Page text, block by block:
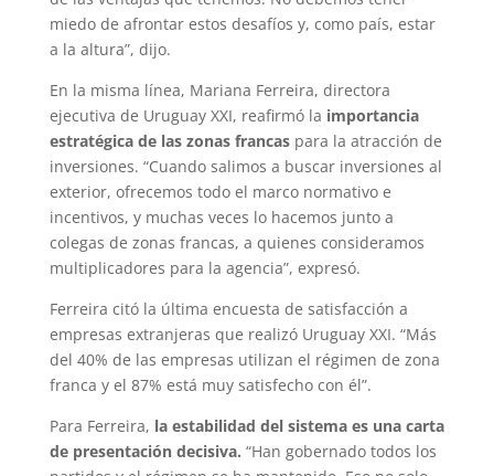
miedo de afrontar estos desafíos y, como país, estar
a la altura”, dijo.
En la misma línea, Mariana Ferreira, directora
ejecutiva de Uruguay XXI, reafirmó la importancia
estratégica de las zonas francaspara la atracción de
inversiones. “Cuando salimos a buscar inversiones al
exterior, ofrecemos todo el marco normativo e
incentivos, y muchas veces lo hacemos junto a
colegas de zonas francas, a quienes consideramos
multiplicadores para la agencia”, expresó.
Ferreira citó la última encuesta de satisfacción a
empresas extranjeras que realizó Uruguay XXI. “Más
del 40% de las empresas utilizan el régimen de zona
franca y el 87% está muy satisfecho con él”.
Para Ferreira, la estabilidad del sistema es una carta
de presentación decisiva. “Han gobernado todos los